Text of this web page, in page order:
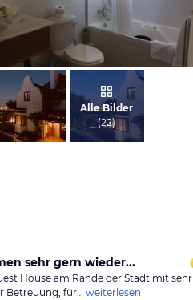
Max, Dezember 2017
Alle Bilder
(22)
sehr gern wieder...
House am Rande der Stadt mit sehr
Betreuung, für… weiterlesen